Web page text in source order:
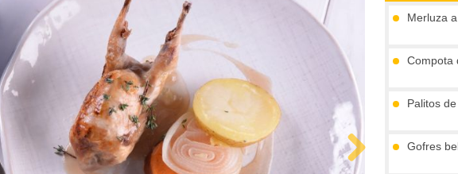
Merluza
Compota
Palitos
Gofres